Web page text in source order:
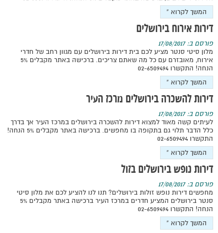
המשך לקרוא »
דירות אירוח בירושלים
פורסם ב: 17/08/2017
מלון סיטי סנטר מציע לכם בית דירות בירושלים עם מגוון רחב של חדרי
אירוח, מאובזרם עם כל מה שאתם צריכים. ברכישה באתר מקבלים 5%
הנחה! התקשרו 02-6509494
המשך לקרוא »
דירות להשכרה בירושלים מרכז העיר
פורסם ב: 17/08/2017
לעיתים קשה מאוד למצוא דירות להשכרה בירושלים במרכז העיר אך בדרך
כלל הדבר תלוי גם בתקופה בו מחפשים. ברכישה באתר מקבלים 5% הנחה!
התקשרו 02-6509494
המשך לקרוא »
דירות נופש בירושלים בזול
פורסם ב: 17/08/2017
מחפשים דירות נופש זולות בירושלים? תנו לנו להציע לכם את מלון סיטי
סנטר בירושלים המציע חדרים במרכז העיר ברכישה באתר מקבלים 5%
הנחה! התקשרו 02-6509494
המשך לקרוא »